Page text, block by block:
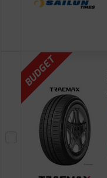
BUDGET